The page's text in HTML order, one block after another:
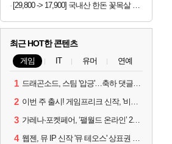
[29,800 -> 17,900] 국내산 한돈 꽃목살 500g x 2팩
최근 HOT한 콘텐츠
게임 IT 유머 연예
1 드래곤소드, 스팀 '압긍'…축하 댓글 달고 게임 코드 받자!
2 이번 주 출시! 게임프리크 신작, '비스트 오브 리인카네이션'
3 가레나·포켓페어, ‘팰월드 온라인’ 2026년 출시 예고
4 웹젠, 뮤 IP 신작 '뮤 테오스' 상표권 출원